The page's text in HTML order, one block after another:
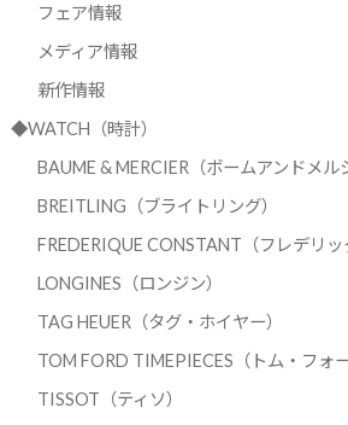
フェア情報
メディア情報
新作情報
◆WATCH（時計）
BAUME & MERCIER（ボームアンドメル
BREITLING（ブライトリング）
FREDERIQUE CONSTANT（フレデリッ
LONGINES（ロンジン）
TAG HEUER（タグ・ホイヤー）
TOM FORD TIMEPIECES（トム・フォ
TISSOT（ティソ）